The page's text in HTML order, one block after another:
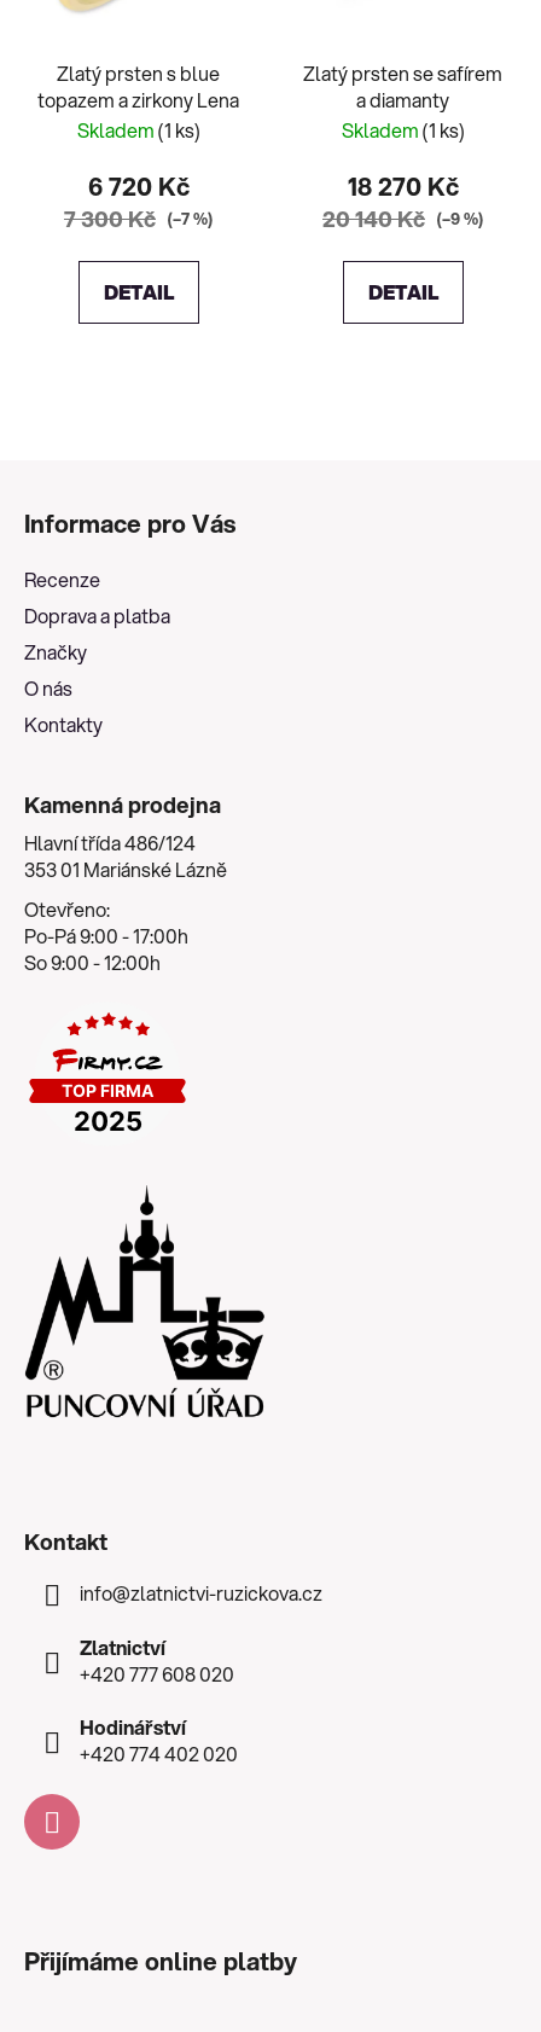
Zlatý prsten s blue
topazem a zirkony Lena
Skladem(1 ks)
6 720 Kč
7 300 Kč (–7 %)
DETAIL
Zlatý prsten se safírem
a diamanty
Skladem(1 ks)
18 270 Kč
20 140 Kč (–9 %)
DETAIL
Informace pro Vás
Recenze
Doprava a platba
Značky
O nás
Kontakty
Kamenná prodejna
Hlavní třída 486/124
353 01 Mariánské Lázně
Otevřeno:
Po-Pá 9:00 - 17:00h
So 9:00 - 12:00h
Kontakt
info@zlatnictvi-ruzickova.cz
Zlatnictví
+420 777 608 020
Hodinářství
+420 774 402 020
Přijímáme online platby